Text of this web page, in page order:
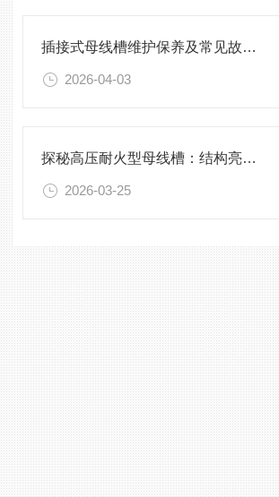
插接式母线槽维护保养及常见故障处理指南
2026-04-03
探秘高压耐火型母线槽：结构亮点与实用效能
2026-03-25